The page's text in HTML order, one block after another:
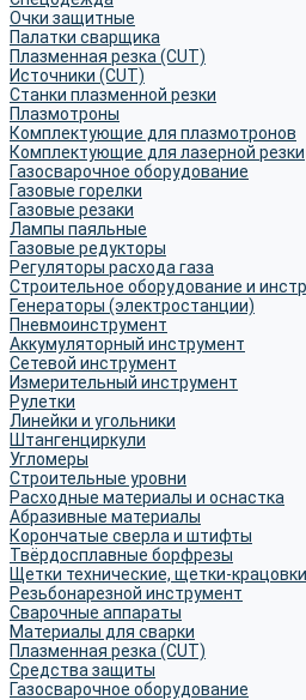
Очки защитные
Палатки сварщика
Плазменная резка (CUT)
Источники (CUT)
Станки плазменной резки
Плазмотроны
Комплектующие для плазмотронов
Комплектующие для лазерной резки
Газосварочное оборудование
Газовые горелки
Газовые резаки
Лампы паяльные
Газовые редукторы
Регуляторы расхода газа
Строительное оборудование и
Генераторы (электростанции)
Пневмоинструмент
Аккумуляторный инструмент
Сетевой инструмент
Измерительный инструмент
Рулетки
Линейки и угольники
Штангенциркули
Угломеры
Строительные уровни
Расходные материалы и оснастка
Абразивные материалы
Корончатые сверла и штифты
Твёрдосплавные борфрезы
Щетки технические, щетки-крацовки
Резьбонарезной инструмент
Сварочные аппараты
Материалы для сварки
Плазменная резка (CUT)
Средства защиты
Газосварочное оборудование